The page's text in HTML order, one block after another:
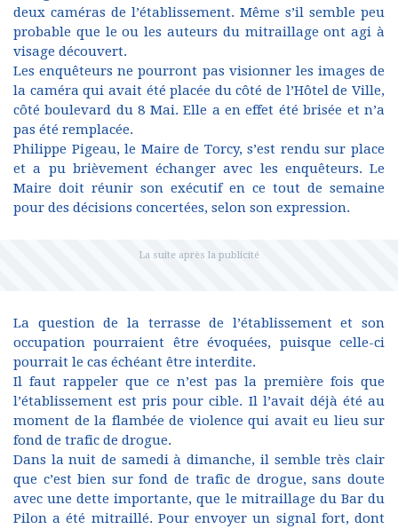
deux caméras de l’établissement. Même s’il semble peu
probable que le ou les auteurs du mitraillage ont agi à
visage découvert.
Les enquêteurs ne pourront pas visionner les images de
la caméra qui avait été placée du côté de l’Hôtel de Ville,
côté boulevard du 8 Mai. Elle a en effet été brisée et n’a
pas été remplacée.
Philippe Pigeau, le Maire de Torcy, s’est rendu sur place
et a pu brièvement échanger avec les enquêteurs. Le
Maire doit réunir son exécutif en ce tout de semaine
pour des décisions concertées, selon son expression.
La question de la terrasse de l’établissement et son
occupation pourraient être évoquées, puisque celle-ci
pourrait le cas échéant être interdite.
Il faut rappeler que ce n’est pas la première fois que
l’établissement est pris pour cible. Il l’avait déjà été au
moment de la flambée de violence qui avait eu lieu sur
fond de trafic de drogue.
Dans la nuit de samedi à dimanche, il semble très clair
que c’est bien sur fond de trafic de drogue, sans doute
avec une dette importante, que le mitraillage du Bar du
Pilon a été mitraillé. Pour envoyer un signal fort, dont